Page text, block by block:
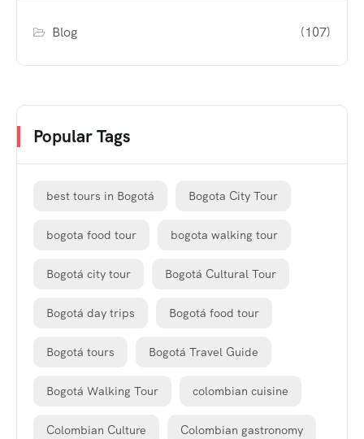
Blog (107)
Popular Tags
best tours in Bogotá Bogota City Tour
bogota food tour bogota walking tour
Bogotá city tour Bogotá Cultural Tour
Bogotá day trips Bogotá food tour
Bogotá tours Bogotá Travel Guide
Bogotá Walking Tour colombian cuisine
Colombian Culture Colombian gastronomy